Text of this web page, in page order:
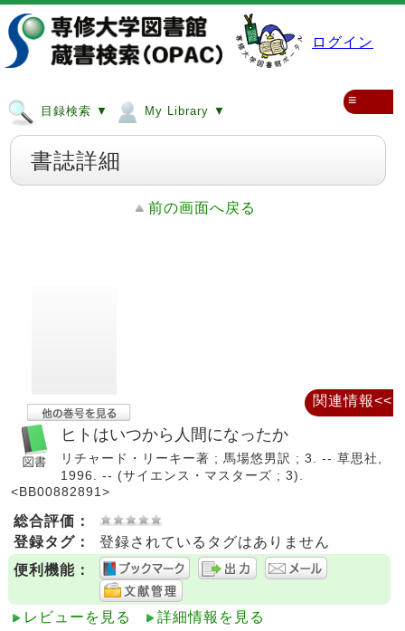
ログイン
目録検索 ▼ My Library ▼
≡
書誌詳細
前の画面へ戻る
ヒトはいつから人間になったか
リチャード・リーキー著 ; 馬場悠男訳 ; 3. -- 草思社,
1996. -- (サイエンス・マスターズ ; 3).
<BB00882891>
総合評価：
登録タグ：
登録されているタグはありません
便利機能：
レビューを見る 詳細情報を見る
関連情報<<